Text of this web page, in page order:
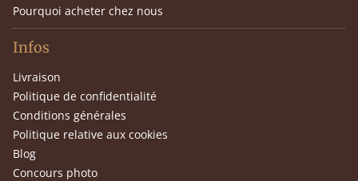
Pourquoi acheter chez nous
Infos
Livraison
Politique de confidentialité
Conditions générales
Politique relative aux cookies
Blog
Concours photo